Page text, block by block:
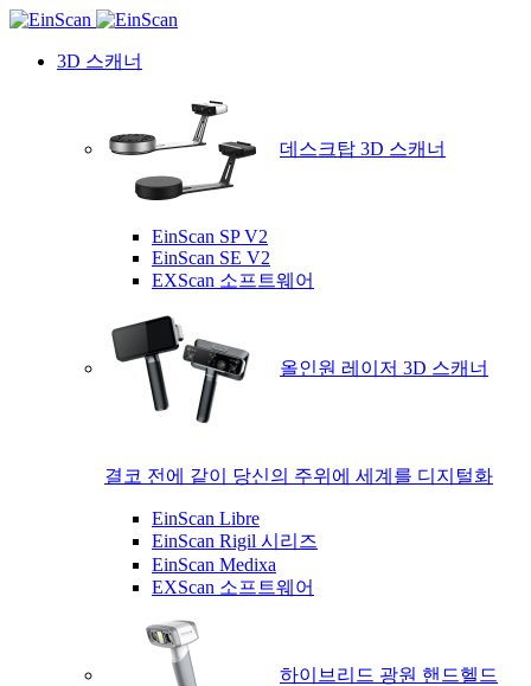
3D 스캐너
데스크탑 3D 스캐너
EinScan SP V2
EinScan SE V2
EXScan 소프트웨어
올인원 레이저 3D 스캐너
결코 전에 같이 당신의 주위에 세계를 디지털화
EinScan Libre
EinScan Rigil 시리즈
EinScan Medixa
EXScan 소프트웨어
하이브리드 광원 핸드헬드